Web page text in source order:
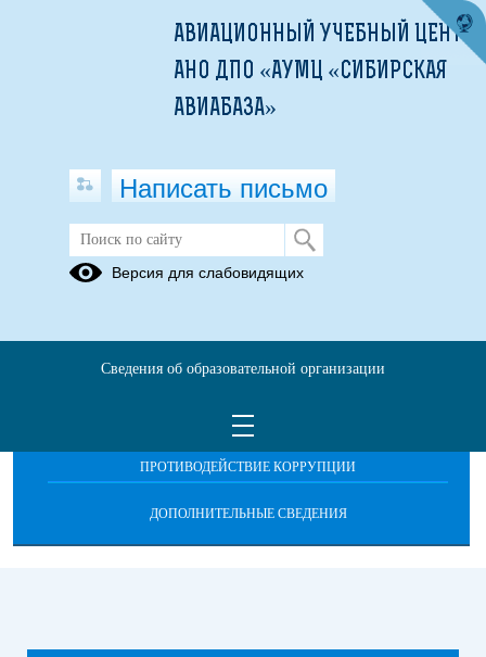
Проекты
ОБРАЩЕНИЯ ГРАЖДАН
ПРОТИВОДЕЙСТВИЕ КОРРУПЦИИ
ДОПОЛНИТЕЛЬНЫЕ СВЕДЕНИЯ
АВИАЦИОННЫЙ УЧЕБНЫЙ ЦЕНТР
АНО ДПО «АУМЦ «СИБИРСКАЯ
АВИАБАЗА»
Написать письмо
Версия для слабовидящих
Сведения об образовательной организации